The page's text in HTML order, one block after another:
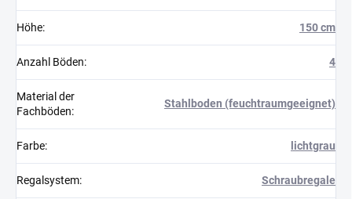
Höhe: 150 cm
Anzahl Böden: 4
Material der
Fachböden:
Stahlboden (feuchtraumgeeignet)
Farbe: lichtgrau
Regalsystem: Schraubregale